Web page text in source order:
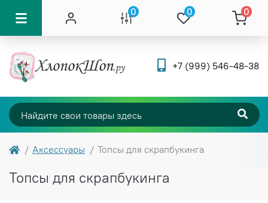
0 0 0
+7 (999) 546-48-38
Аксессуары Топсы для скрапбукинга
Топсы для скрапбукинга